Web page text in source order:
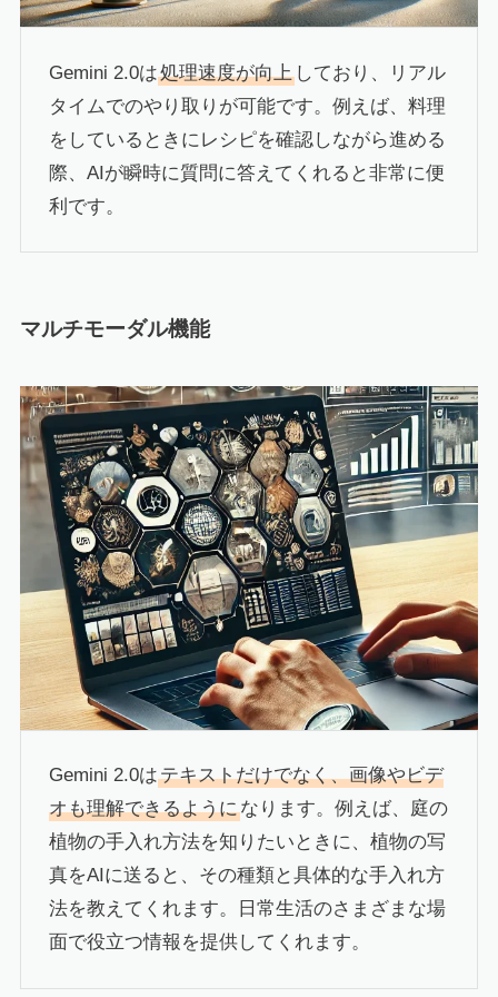
Gemini 2.0は処理速度が向上 しており、リアル
タイムでのやり取りが可能です。例えば、料理
をしているときにレシピを確認しながら進める
際、AIが瞬時に質問に答えてくれると非常に便
利です。
マルチモーダル機能
Gemini 2.0はテキストだけでなく、画像やビデ
オも理解できるようになります。例えば、庭の
植物の手入れ方法を知りたいときに、植物の写
真をAIに送ると、その種類と具体的な手入れ方
法を教えてくれます。日常生活のさまざまな場
面で役立つ情報を提供してくれます。